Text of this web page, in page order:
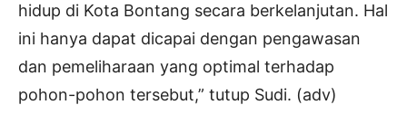
hidup di Kota Bontang secara berkelanjutan. Hal
ini hanya dapat dicapai dengan pengawasan
dan pemeliharaan yang optimal terhadap
pohon-pohon tersebut,” tutup Sudi. (adv)